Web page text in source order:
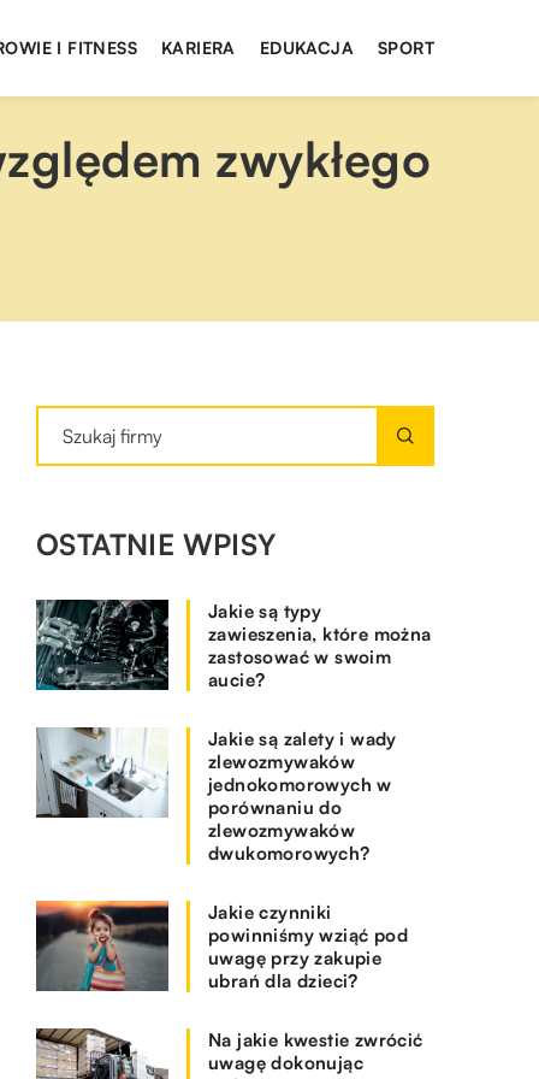
I FITNESS KARIERA EDUKACJA SPORT
zwykłego
OSTATNIE WPISY
Jakie są typy
zawieszenia, które można
zastosować w swoim
aucie?
Jakie są zalety i wady
zlewozmywaków
jednokomorowych w
porównaniu do
zlewozmywaków
dwukomorowych?
Jakie czynniki
powinniśmy wziąć pod
uwagę przy zakupie
ubrań dla dzieci?
Na jakie kwestie zwrócić
uwagę dokonując